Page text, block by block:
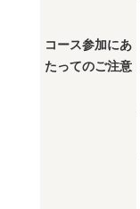
コース参加にあ
たってのご注意